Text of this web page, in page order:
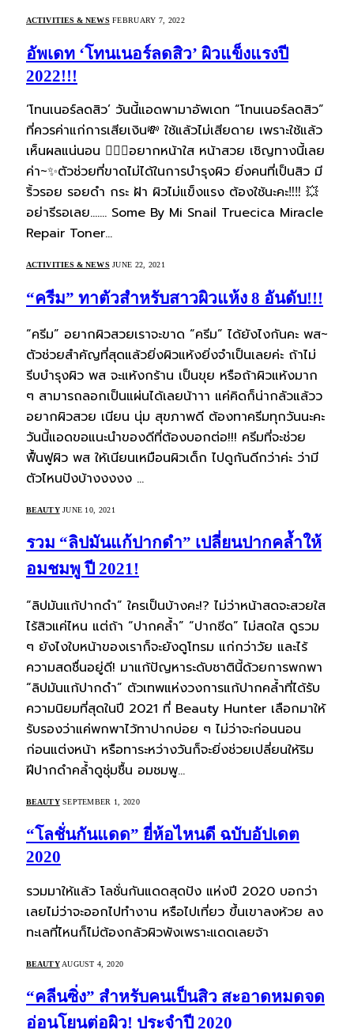
ACTIVITIES & NEWS FEBRUARY 7, 2022
อัพเดท ‘โทนเนอร์ลดสิว’ ผิวแข็งแรงปี
2022!!!
‘โทนเนอร์ลดสิว’ วันนี้แอดพามาอัพเดท “โทนเนอร์ลดสิว”
ที่ควรค่าแก่การเสียเงิน💸 ใช้แล้วไม่เสียดาย เพราะใช้แล้ว
เห็นผลแน่นอน 💁🏻‍♀️อยากหน้าใส หน้าสวย เชิญทางนี้เลย
ค่า~✨ตัวช่วยที่ขาดไม่ได้ในการบำรุงผิว ยิ่งคนที่เป็นสิว มี
ริ้วรอย รอยดำ กระ ฝ้า ผิวไม่แข็งแรง ต้องใช้นะคะ‼️‼️ 💥
อย่ารีรอเลย……. Some By Mi Snail Truecica Miracle
Repair Toner…
ACTIVITIES & NEWS JUNE 22, 2021
“ครีม” ทาตัวสำหรับสาวผิวแห้ง 8 อันดับ!!!
“ครีม” อยากผิวสวยเราจะขาด “ครีม” ได้ยังไงกันคะ พส~
ตัวช่วยสำคัญที่สุดแล้วยิ่งผิวแห้งยิ่งจำเป็นเลยค่ะ ถ้าไม่
รีบบำรุงผิว พส จะแห้งกร้าน เป็นขุย หรือถ้าผิวแห้งมาก
ๆ สามารถลอกเป็นแผ่นได้เลยน้าาา แค่คิดก็น่ากลัวแล้วว
อยากผิวสวย เนียน นุ่ม สุขภาพดี ต้องทาครีมทุกวันนะคะ
วันนี้แอดขอแนะนำของดีที่ต้องบอกต่อ!!! ครีมที่จะช่วย
ฟื้นฟูผิว พส ให้เนียนเหมือนผิวเด็ก ไปดูกันดีกว่าค่ะ ว่ามี
ตัวไหนปังบ้างงงงง …
BEAUTY JUNE 10, 2021
รวม “ลิปมันแก้ปากดํา” เปลี่ยนปากคล้ำให้
อมชมพู ปี 2021!
“ลิปมันแก้ปากดํา” ใครเป็นบ้างคะ!? ไม่ว่าหน้าสดจะสวยใส
ไร้สิวแค่ไหน แต่ถ้า “ปากคล้ำ” “ปากซีด” ไม่สดใส ดูรวม
ๆ ยังไงใบหน้าของเราก็จะยังดูโทรม แก่กว่าวัย และไร้
ความสดชื่นอยู่ดี! มาแก้ปัญหาระดับชาตินี้ด้วยการพกพา
“ลิปมันแก้ปากดํา” ตัวเทพแห่งวงการแก้ปากคล้ำที่ได้รับ
ความนิยมที่สุดในปี 2021 ที่ Beauty Hunter เลือกมาให้
รับรองว่าแค่พกพาไว้ทาปากบ่อย ๆ ไม่ว่าจะก่อนนอน
ก่อนแต่งหน้า หรือทาระหว่างวันก็จะยิ่งช่วยเปลี่ยนให้ริม
ฝีปากดำคล้ำดูชุ่มชื้น อมชมพู…
BEAUTY SEPTEMBER 1, 2020
“โลชั่นกันแดด” ยี่ห้อไหนดี ฉบับอัปเดต
2020
รวมมาให้แล้ว โลชั่นกันแดดสุดปัง แห่งปี 2020 บอกว่า
เลยไม่ว่าจะออกไปทำงาน หรือไปเที่ยว ขึ้นเขาลงห้วย ลง
ทะเลที่ไหนก็ไม่ต้องกลัวผิวพังเพราะแดดเลยจ้า
BEAUTY AUGUST 4, 2020
“คลีนซิ่ง” สำหรับคนเป็นสิว สะอาดหมดจด
อ่อนโยนต่อผิว! ประจำปี 2020